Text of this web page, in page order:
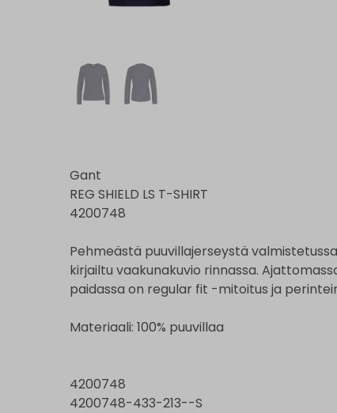
Gant
REG SHIELD LS T-SHIRT
4200748
Pehmeästä puuvillajerseystä
kirjailtu vaakunakuvio rinnassa.
paidassa on regular fit -mitoitus ja
Materiaali: 100% puuvillaa
4200748
4200748-433-213--S